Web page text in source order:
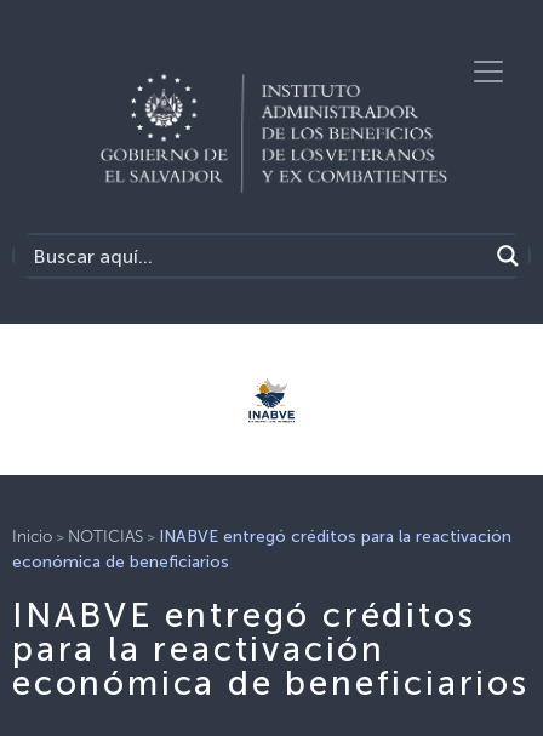
Inicio > NOTICIAS > INABVE entregó créditos para la reactivación
económica de beneficiarios
INABVE entregó créditos
para la reactivación
económica de beneficiarios